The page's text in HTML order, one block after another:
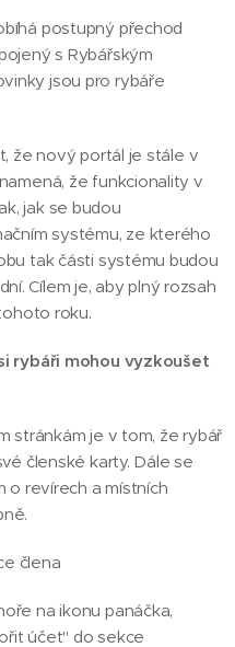
postupný přechod
s Rybářským
jsou pro rybáře
že nový portál je stále v
že funkcionality v
jak se budou
systému, ze kterého
tak části systému budou
Cílem je, aby plný rozsah
roku.
rybáři mohou vyzkoušet
stránkám je v tom, že rybář
členské karty. Dále se
o revírech a místních
člena
na ikonu panáčka,
účet" do sekce